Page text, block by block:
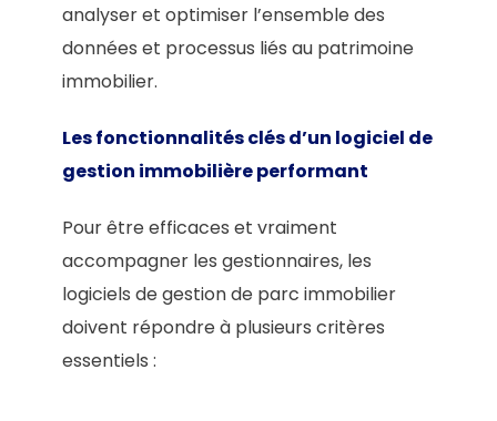
analyser et optimiser l’ensemble des
données et processus liés au patrimoine
immobilier.
Les fonctionnalités clés d’un logiciel de
gestion immobilière performant
Pour être efficaces et vraiment
accompagner les gestionnaires, les
logiciels de gestion de parc immobilier
doivent répondre à plusieurs critères
essentiels :